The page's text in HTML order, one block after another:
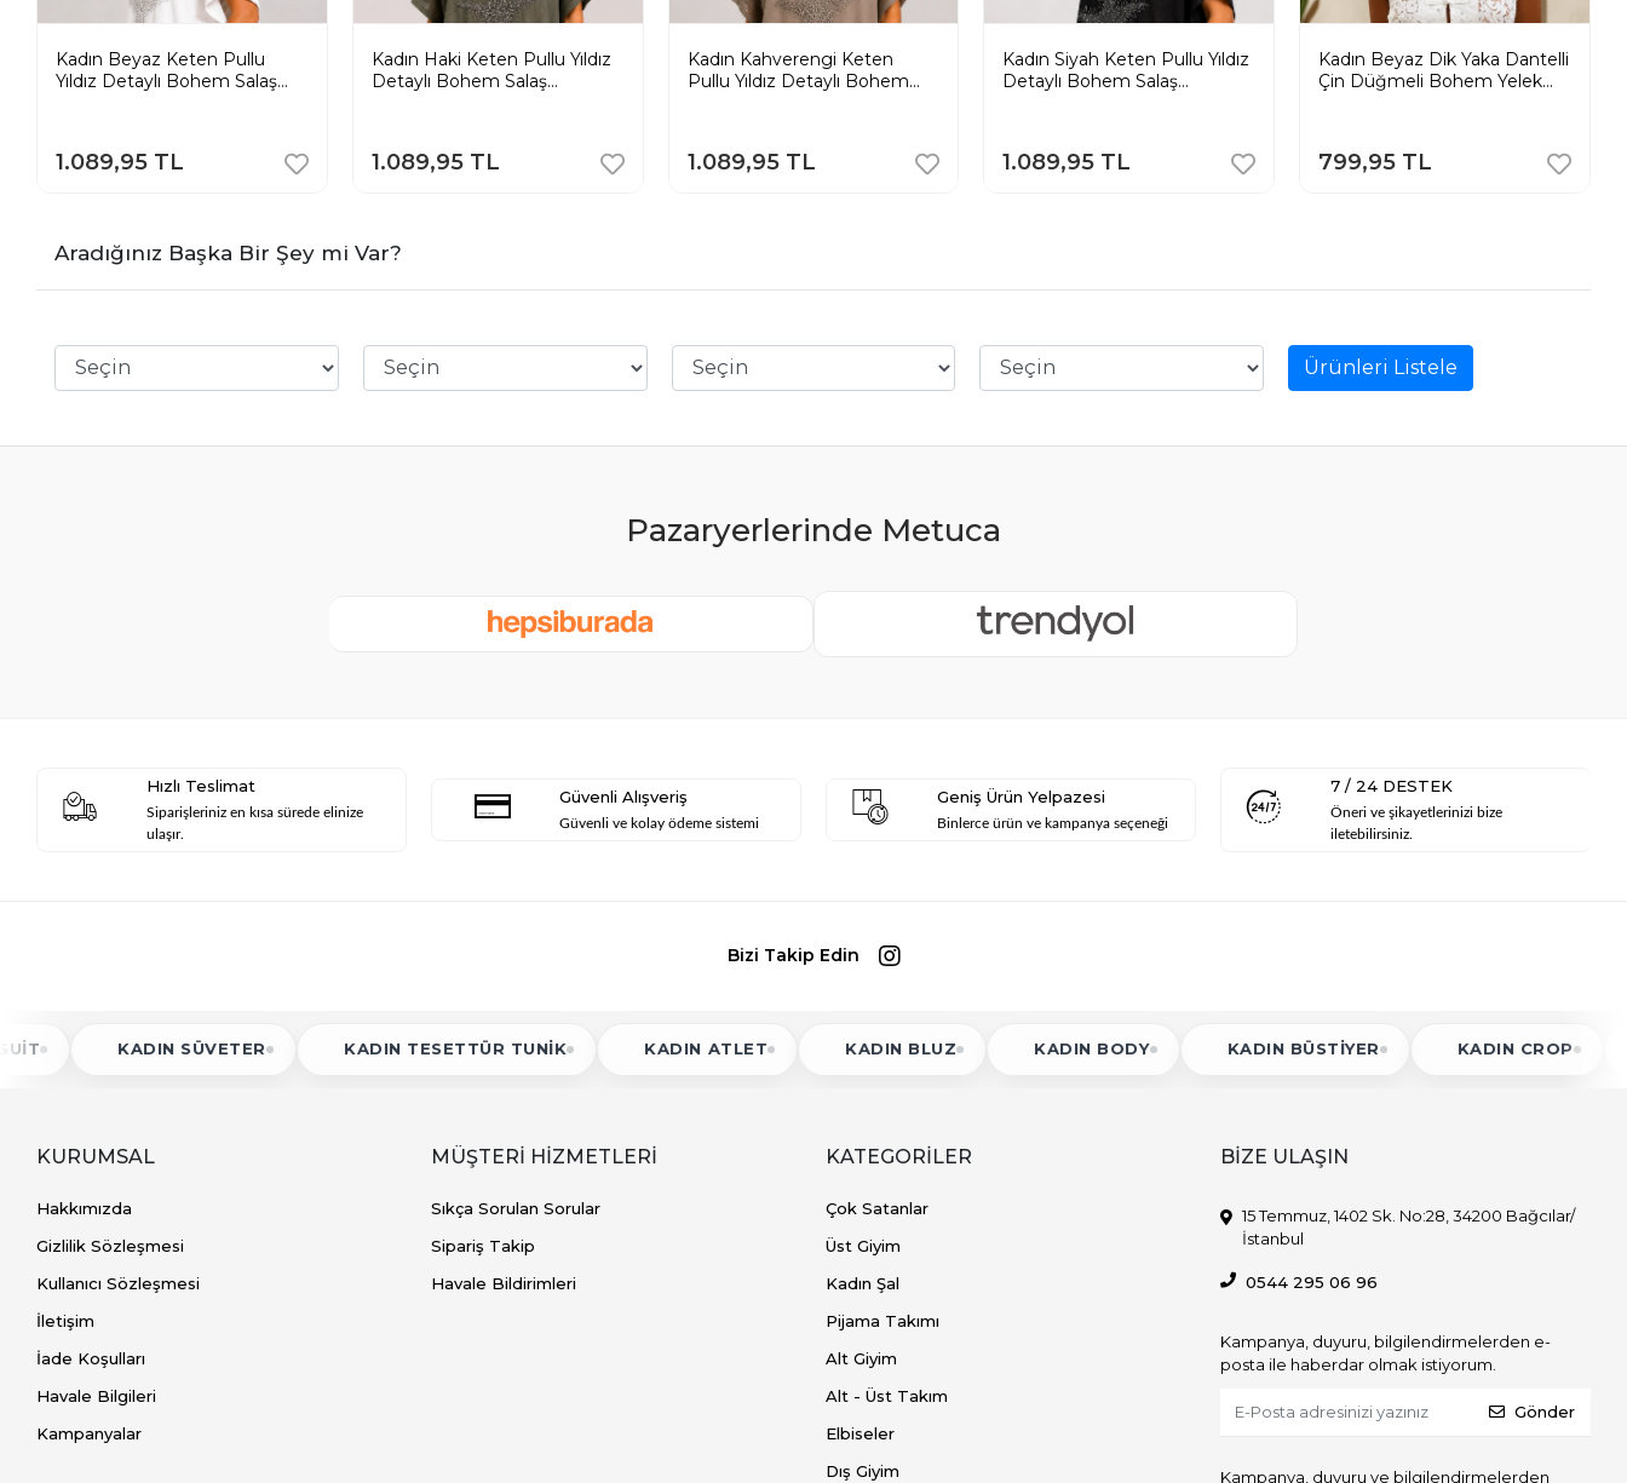
Kadın Beyaz Keten Pullu
Yıldız Detaylı Bohem Salaş
1.089,95 TL
Kadın Haki Keten Pullu Yıldız
Detaylı Bohem Salaş
1.089,95 TL
Kadın Kahverengi Keten
Pullu Yıldız Detaylı Bohem
1.089,95 TL
Kadın Siyah Keten Pullu Yıldız
Detaylı Bohem Salaş
1.089,95 TL
Kadın Beyaz Dik Yaka Dantelli
Çin Düğmeli Bohem Yelek
799,95 TL
Aradığınız Başka Bir Şey mi Var?
Ürünleri Listele
Hızlı Teslimat
Siparişleriniz en kısa sürede elinize
ulaşır.
Güvenli Alışveriş
Güvenli ve kolay ödeme sistemi
Geniş Ürün Yelpazesi
Binlerce ürün ve kampanya seçeneği
7 / 24 DESTEK
Öneri ve şikayetlerinizi bize
iletebilirsiniz.
Bizi Takip Edin
KADIN SÜVETER KADIN TESETTÜR TUNIK KADIN ATLET KADIN BLUZ KADIN BODY KADIN BÜSTIYER KADIN CROP KADIN
KURUMSAL
Hakkımızda
Gizlilik Sözleşmesi
Kullanıcı Sözleşmesi
İletişim
İade Koşulları
Havale Bilgileri
Kampanyalar
MÜŞTERİ HİZMETLERİ
Sıkça Sorulan Sorular
Sipariş Takip
Havale Bildirimleri
KATEGORİLER
Çok Satanlar
Üst Giyim
Kadın Şal
Pijama Takımı
Alt Giyim
Alt - Üst Takım
Elbiseler
Dış Giyim
BİZE ULAŞIN
15 Temmuz, 1402 Sk. No:28, 34200 Bağcılar/
İstanbul
0544 295 06 96
Kampanya, duyuru, bilgilendirmelerden e-
posta ile haberdar olmak istiyorum.
Gönder
Kampanya, duyuru ve bilgilendirmelerden